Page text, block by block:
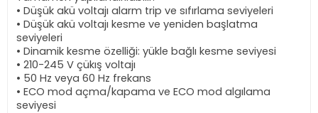
• Düşük akü voltajı alarm trip ve sıfırlama seviyeleri
• Düşük akü voltajı kesme ve yeniden başlatma
seviyeleri
• Dinamik kesme özelliği: yükle bağlı kesme seviyesi
• 210-245 V çükış voltajı
• 50 Hz veya 60 Hz frekans
• ECO mod açma/kapama ve ECO mod algılama
seviyesi